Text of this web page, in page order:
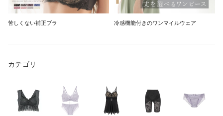
苦しくない補正ブラ 冷感機能付きのワンマイルウェア
カテゴリ